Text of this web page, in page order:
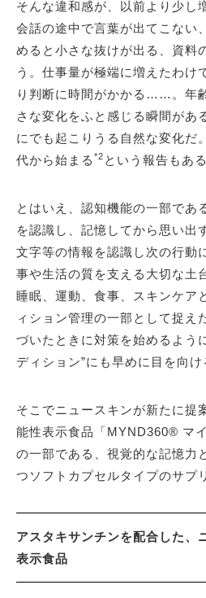
そんな違和感が、以前より少し
会話の途中で言葉が出てこない
めると小さな抜けが出る、資料
う。仕事量が極端に増えたわけ
り判断に時間がかかる……。年
さな変化をふと感じる瞬間があ
にでも起こりうる自然な変化だ
代から始まる *2 という報告もある
とはいえ、認知機能の一部であ
を認識し、記憶してから思い出
文字等の情報を認識し次の行動
事や生活の質を支える大切な土
睡眠、運動、食事、スキンケア
ィション管理の一部として捉え
づいたときに対策を始めるよう
ディション”にも早めに目を向
そこでニュースキンが新たに提
能性表示食品「MYND360® マ
の一部である、視覚的な記憶力
つソフトカプセルタイプのサプ
アスタキサンチンを配合した、
表示食品